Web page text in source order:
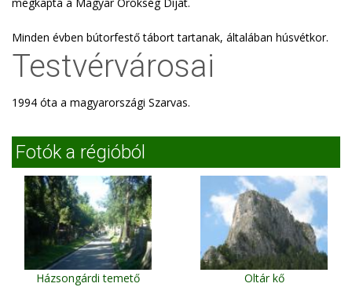
Minden évben bútorfestő tábort tartanak, általában húsvétkor.
Testvérvárosai
1994 óta a magyarországi Szarvas.
Fotók a régióból
Házsongárdi temető
Oltár kő